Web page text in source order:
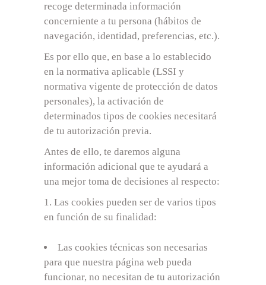
recoge determinada información
concerniente a tu persona (hábitos de
navegación, identidad, preferencias, etc.).
Es por ello que, en base a lo establecido
en la normativa aplicable (LSSI y
normativa vigente de protección de datos
personales), la activación de
determinados tipos de cookies necesitará
de tu autorización previa.
Antes de ello, te daremos alguna
información adicional que te ayudará a
una mejor toma de decisiones al respecto:
Las cookies pueden ser de varios tipos
en función de su finalidad:
Las cookies técnicas son necesarias
para que nuestra página web pueda
funcionar, no necesitan de tu autorización